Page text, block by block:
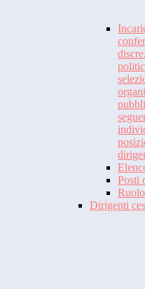
Posti
Dirigenti